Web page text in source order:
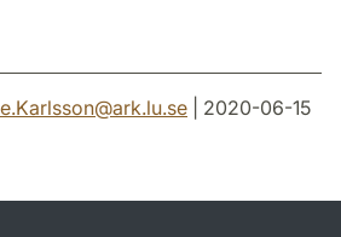
@ark.lu.se | 2020-06-15